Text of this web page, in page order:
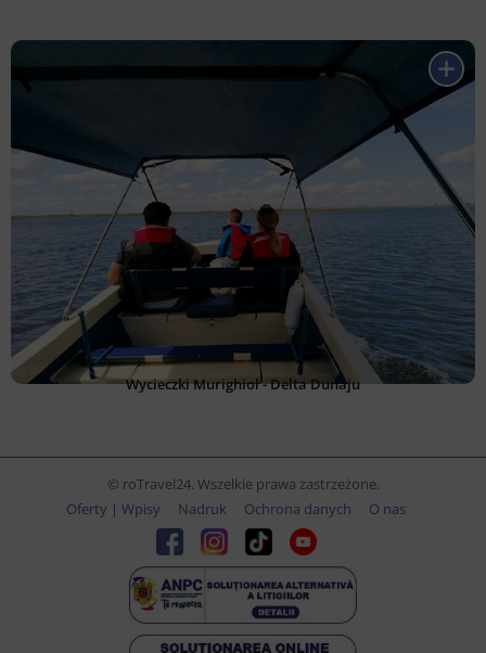
Wycieczki Murighiol - Delta Dunaju
© roTravel24. Wszelkie prawa zastrzeżone.
Oferty | Wpisy
Nadruk Ochrona danych O nas